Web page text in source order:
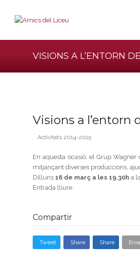
VISIONS A L’ENTORN
Visions a l’entorn
Activitats 2014-2015
En aquesta ocasió, el Grup
mitjançant diverses produccions,
Dilluns 16 de març a les 19.30h a
Entrada lliure.
Compartir
Tweet Share Share